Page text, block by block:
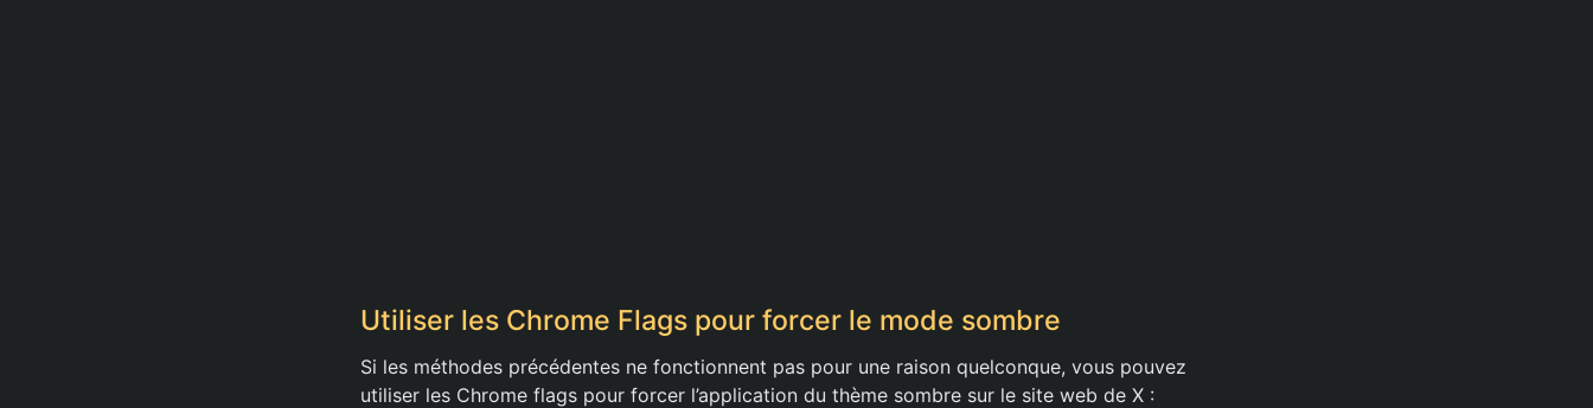
Utiliser les Chrome Flags pour forcer le mode sombre
Si les méthodes précédentes ne fonctionnent pas pour une raison quelconque, vous pouvez
utiliser les Chrome flags pour forcer l’application du thème sombre sur le site web de X :